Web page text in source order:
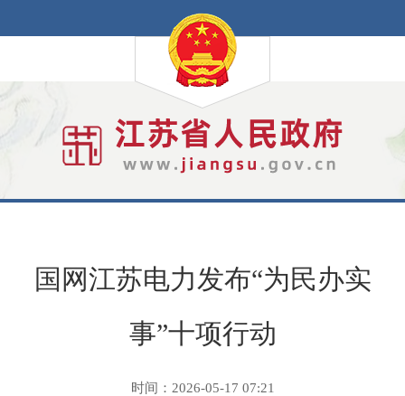
国网江苏电力发布“为民办实
事”十项行动
时间：2026-05-17 07:21